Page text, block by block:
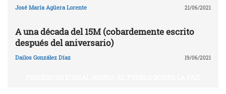
José María Agüera Lorente 21/06/2021
A una década del 15M (cobardemente escrito
después del aniversario)
Dailos González Díaz 19/06/2021